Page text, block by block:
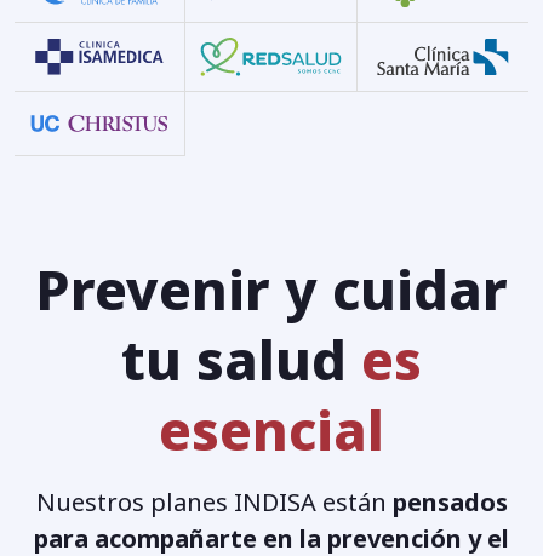
Prevenir y cuidar
tu salud es
esencial
Nuestros planes INDISA están pensados
para acompañarte en la prevención y el